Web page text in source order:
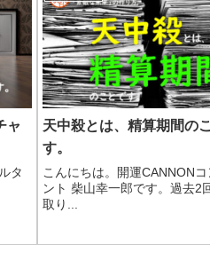
ャ
タ
天中殺とは、精算期間の
す。
こんにちは。開運CANNONコ
ント 柴山幸一郎です。過去2
取り...